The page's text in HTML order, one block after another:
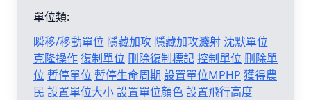
單位類:
瞬移/移動單位 隱藏加攻 隱藏加攻濺射 沈默單位
克隆操作復制單位 刪除復制標記控制單位 刪除單
位 暫停單位 暫停生命周期 設置單位MPHP 獲得農
民 設置單位大小設置單位顏色設置飛行高度